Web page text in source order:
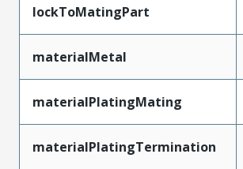
lockToMatingPart
materialMetal
materialPlatingMating
materialPlatingTermination